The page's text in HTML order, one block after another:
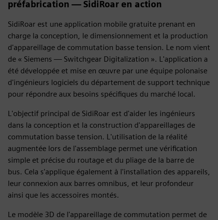
préfabrication — SidiRoar en action
SidiRoar est une application mobile gratuite prenant en
charge la conception, le dimensionnement et la production
d'appareillage de commutation basse tension. Le nom vient
de « Siemens — Switchgear Digitalization ». L'application a
été développée et mise en œuvre par une équipe polonaise
d'ingénieurs logiciels du département de support technique
pour répondre aux besoins spécifiques du marché local.
L'objectif principal de SidiRoar est d'aider les ingénieurs
dans la conception et la construction d'appareillages de
commutation basse tension. L'utilisation de la réalité
augmentée lors de l'assemblage permet une vérification
simple et précise du routage et du pliage de la barre de
bus. Cela s'applique également à l'installation des appareils,
leur connexion aux barres omnibus, et leur profondeur
ainsi que les accessoires montés.
Le modèle 3D de l'appareillage de commutation permet de